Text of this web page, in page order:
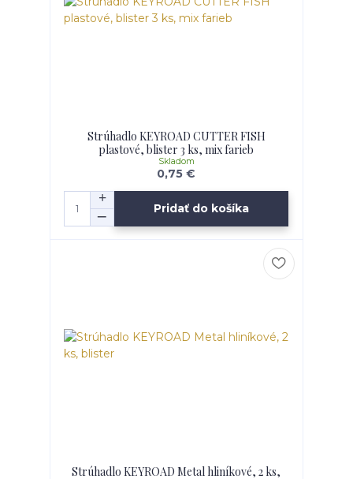
Strúhadlo KEYROAD CUTTER FISH
plastové, blister 3 ks, mix farieb
0,75 €
Skladom
Pridať do košíka
Strúhadlo KEYROAD Metal hliníkové, 2 ks,